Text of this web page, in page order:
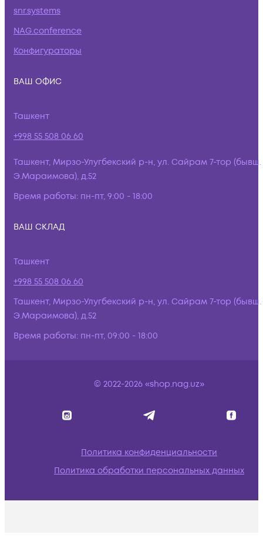
snr.systems
NAG.conference
Конфигураторы
ВАШ ОФИС
Ташкент
+998 55 508 06 60
Ташкент, Мирзо-Улугбекский р-н, ул. Сайрам 7-тор (бывш.
Э.Мараимова), д.52
Время работы: пн-пт, 9:00 - 18:00
ВАШ СКЛАД
Ташкент
+998 55 508 06 60
Ташкент, Мирзо-Улугбекский р-н, ул. Сайрам 7-тор (бывш.
Э.Мараимова), д.52
Время работы: пн-пт, 09:00 - 18:00
© 2022-2026 «shop.nag.uz»
Политика конфиденциальности
Политика обработки персональных данных